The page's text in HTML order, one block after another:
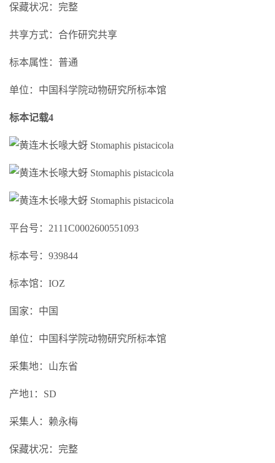
保藏状况：完整
共享方式：合作研究共享
标本属性：普通
单位：中国科学院动物研究所标本馆
标本记载4
平台号：2111C0002600551093
标本号：939844
标本馆：IOZ
国家：中国
单位：中国科学院动物研究所标本馆
采集地：山东省
产地1：SD
采集人：赖永梅
保藏状况：完整